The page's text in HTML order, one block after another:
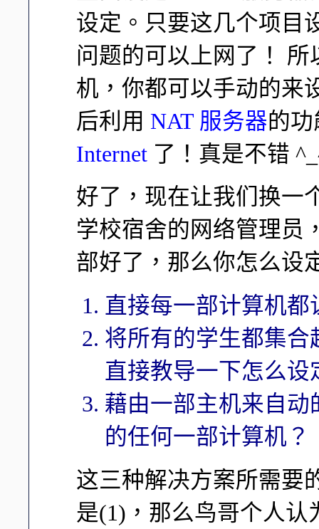
设定。只要这几个项目
问题的可以上网了！
机，你都可以手动的来
后利用 NAT 服务器的
Internet 了！真是不错
好了，现在让我们换一
学校宿舍的网络管理员
部好了，那么你怎么设
直接每一部计算机
将所有的学生都集合
直接教导一下怎么设
藉由一部主机来自
的任何一部计算机？
这三种解决方案所需要
是(1)，那么鸟哥个人